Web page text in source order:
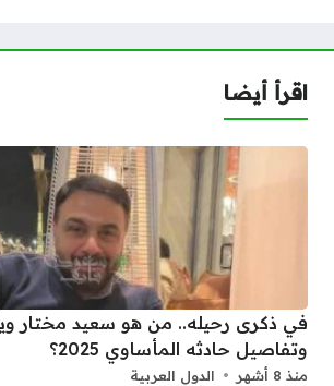
اقرأ أيضا
في ذكرى رحيله.. من هو سعيد مختار
وتفاصيل حادثه المأساوي 2025؟
منذ 8 أشهر الدول العربية